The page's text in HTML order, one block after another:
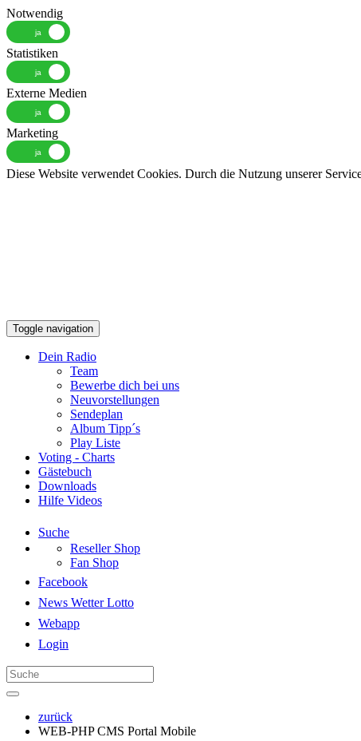
Notwendig
Statistiken
Externe Medien
Marketing
Diese Website verwendet Cookies. Durch die Nutzung unserer
Toggle navigation
Dein Radio
Team
Bewerbe dich bei uns
Neuvorstellungen
Sendeplan
Album Tipp´s
Play Liste
Voting - Charts
Gästebuch
Downloads
Hilfe Videos
Suche
Reseller Shop
Fan Shop
Facebook
News Wetter Lotto
Webapp
Login
zurück
WEB-PHP CMS Portal Mobile